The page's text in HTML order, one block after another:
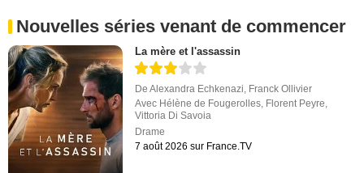
Nouvelles séries venant de commencer
La mère et l'assassin
DeAlexandra Echkenazi Franck Ollivier
Avec Hélène de Fougerolles Florent Peyre
Vittoria Di Savoia
Drame
7 août 2026 sur France.TV